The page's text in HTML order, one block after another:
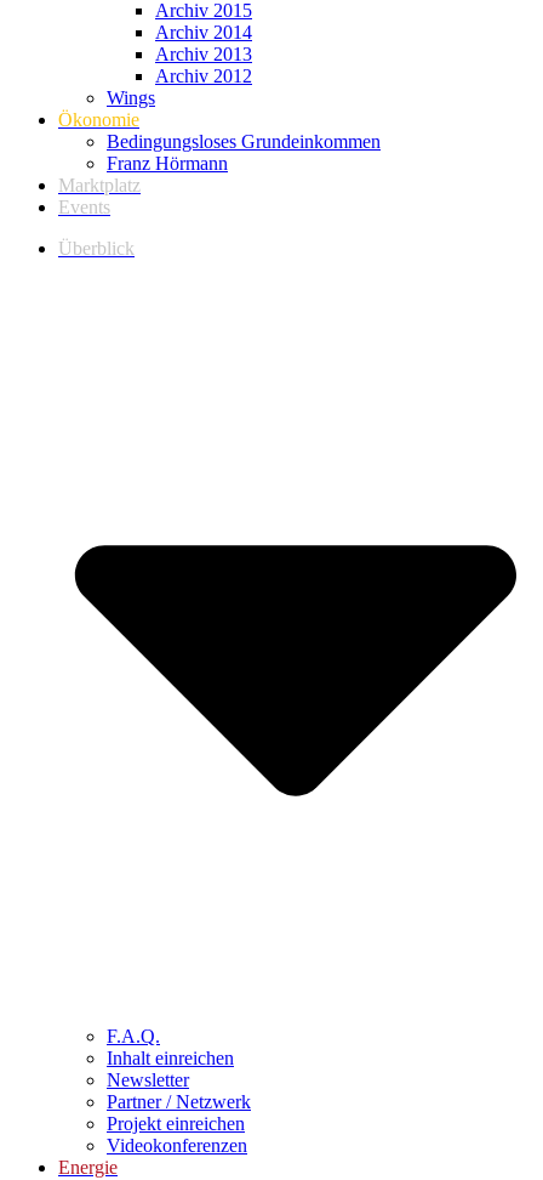
Archiv 2015
Archiv 2014
Archiv 2013
Archiv 2012
Wings
Ökonomie
Bedingungsloses Grundeinkommen
Franz Hörmann
Marktplatz
Events
Überblick
F.A.Q.
Inhalt einreichen
Newsletter
Partner / Netzwerk
Projekt einreichen
Videokonferenzen
Energie